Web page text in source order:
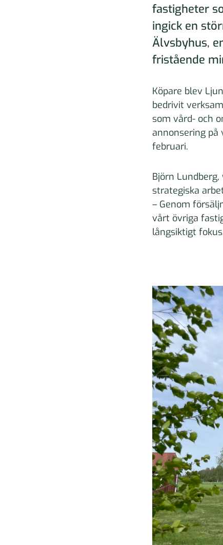
fastigheter
ingick en
Älvsbyhus,
fristående
Köpare blev
bedrivit
som vård- och
annonsering på
februari.
Björn
strategiska
– Genom
vårt övriga
långsiktigt